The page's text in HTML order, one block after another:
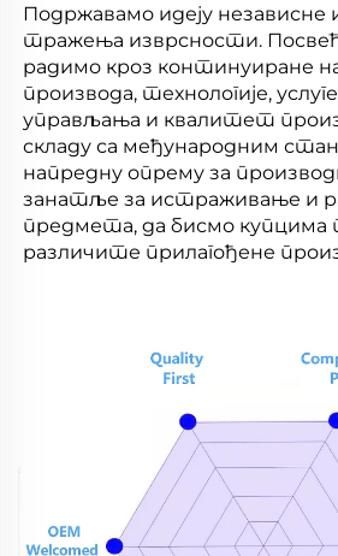
Подржавамо идеју независне
тражења изврсности.
радимо кроз континуиране
производа, технологије,
управљања и квалитет
складу са међународним
напредну опрему за
занатље за истраживање и
предмета, да бисмо купцима
различите прилагођене